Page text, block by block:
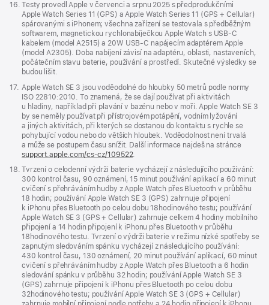
Poznámka
16. Testy provedl Apple v červenci a srpnu 2025 s předprodukčními
Apple Watch Series 11 (GPS) a Apple Watch Series 11 (GPS + Cellular)
spárovanými s iPhonem; všechna zařízení se testovala s předběžným
softwarem, magnetickou rychlonabíječkou Apple Watch s USB‑C
kabelem (model A2515) a 20W USB‑C napájecím adaptérem Apple
(model A2305). Doba nabíjení závisí na adaptéru, oblasti, nastaveních,
počátečním stavu baterie, používání a prostředí. Skutečné výsledky se
budou lišit.
Poznámka
17. Apple Watch SE 3 jsou voděodolné do hloubky 50 metrů podle normy
ISO 22810:2010. To znamená, že se dají používat při aktivitách
u hladiny, například při plavání v bazénu nebo v moři. Apple Watch SE 3
by se neměly používat při přístrojovém potápění, vodním lyžování
a jiných aktivitách, při kterých se dostanou do kontaktu s rychle se
pohybující vodou nebo do větších hloubek. Voděodolnost není trvalá
a může se postupem času snížit. Další informace najdeš na stránce
support.apple.com/cs-cz/109522.
Poznámka
18. Tvrzení o celodenní výdrži baterie vycházejí z následujícího používání:
300 kontrol času, 90 oznámení, 15 minut používání aplikací a 60 minut
cvičení s přehráváním hudby z Apple Watch přes Bluetooth v průběhu
18 hodin; používání Apple Watch SE 3 (GPS) zahrnuje připojení
k iPhonu přes Bluetooth po celou dobu 18hodinového testu; používání
Apple Watch SE 3 (GPS + Cellular) zahrnuje celkem 4 hodiny mobilního
připojení a 14 hodin připojení k iPhonu přes Bluetooth v průběhu
18hodinového testu. Tvrzení o výdrži baterie v režimu nízké spotřeby se
zapnutým sledováním spánku vycházejí z následujícího používání:
430 kontrol času, 130 oznámení, 20 minut používání aplikací, 60 minut
cvičení s přehráváním hudby z Apple Watch přes Bluetooth a 6 hodin
sledování spánku v průběhu 32 hodin; používání Apple Watch SE 3
(GPS) zahrnuje připojení k iPhonu přes Bluetooth po celou dobu
32hodinového testu; používání Apple Watch SE 3 (GPS + Cellular)